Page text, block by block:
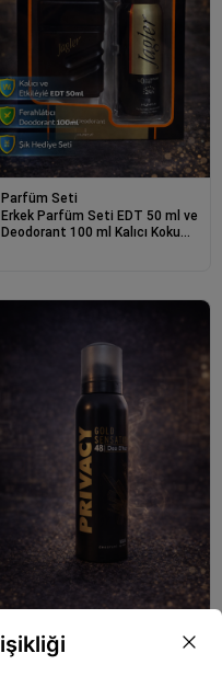
Parfüm Seti
Erkek Parfüm Seti EDT 50 ml ve
Deodorant 100 ml Kalıcı Koku
Parfüm Seti